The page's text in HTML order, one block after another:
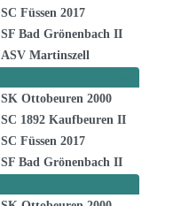
SC Füssen 2017
SF Bad Grönenbach II
ASV Martinszell
SK Ottobeuren 2000
SC 1892 Kaufbeuren II
SC Füssen 2017
SF Bad Grönenbach II